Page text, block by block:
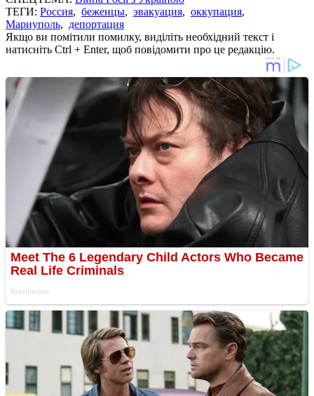
ТЕГИ: Россия, беженцы, эвакуация, оккупация,
Мариуполь, депортация
Якщо ви помітили помилку, виділіть необхідний текст і
натисніть Ctrl + Enter, щоб повідомити про це редакцію.